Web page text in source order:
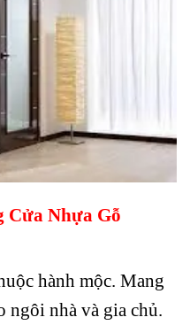
Cửa Nhựa Gỗ
hành mộc. Mang
ngôi nhà và gia chủ.